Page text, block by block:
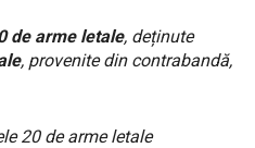
de arme letale, deținute
, provenite din contrabandă,
20 de arme letale